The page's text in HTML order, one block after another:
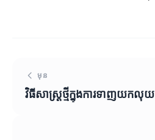
មុន
វិធីសាស្ត្រថ្មីក្នុងការទាញយកលុយ